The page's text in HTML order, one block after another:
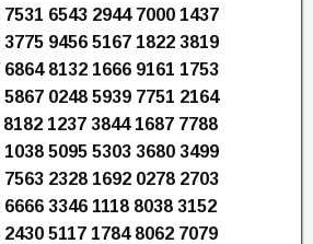
7531 6543 2944 7000 1437
3775 9456 5167 1822 3819
6864 8132 1666 9161 1753
5867 0248 5939 7751 2164
8182 1237 3844 1687 7788
5095 5303 3680 3499
7563 2328 1692 0278 2703
3346 1118 8038 3152
2430 5117 1784 8062 7079